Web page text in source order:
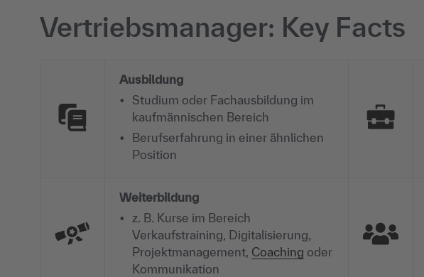
Vertriebsmanager: Key Facts
Ausbildung
Studium oder Fachausbildung im
kaufmännischen Bereich
Berufserfahrung in einer ähnlichen
Position
Weiterbildung
z. B. Kurse im Bereich
Verkaufstraining, Digitalisierung,
Projektmanagement, Coaching oder
Kommunikation